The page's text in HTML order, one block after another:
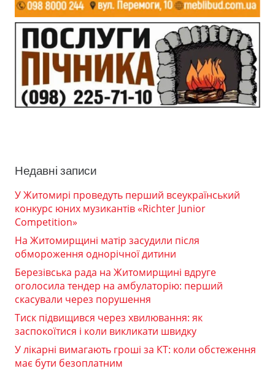
Недавні записи
У Житомирі проведуть перший всеукраїнський
конкурс юних музикантів «Richter Junior
Competition»
На Житомирщині матір засудили після
обмороження однорічної дитини
Березівська рада на Житомирщині вдруге
оголосила тендер на амбулаторію: перший
скасували через порушення
Тиск підвищився через хвилювання: як
заспокоїтися і коли викликати швидку
У лікарні вимагають гроші за КТ: коли обстеження
має бути безоплатним